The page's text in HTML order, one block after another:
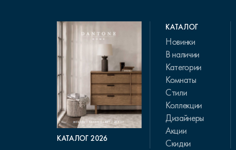
КАТАЛОГ 2026
КАТАЛОГ
Новинки
В наличии
Категории
Комнаты
Стили
Коллекции
Дизайнеры
Акции
Скидки